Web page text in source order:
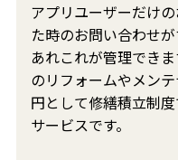
アプリユーザーだけ
た時のお問い合わせ
あれこれが管理でき
のリフォームやメン
円として修繕積立制
サービスです。